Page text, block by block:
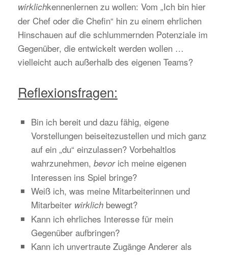
wirklichkennenlernen zu wollen: Vom „Ich bin hier
der Chef oder die Chefin“ hin zu einem ehrlichen
Hinschauen auf die schlummernden Potenziale im
Gegenüber, die entwickelt werden wollen …
vielleicht auch außerhalb des eigenen Teams?
Reflexionsfragen:
Bin ich bereit und dazu fähig, eigene
Vorstellungen beiseitezustellen und mich ganz
auf ein „du“ einzulassen? Vorbehaltlos
wahrzunehmen, bevorich meine eigenen
Interessen ins Spiel bringe?
Weiß ich, was meine Mitarbeiterinnen und
Mitarbeiter wirklich bewegt?
Kann ich ehrliches Interesse für mein
Gegenüber aufbringen?
Kann ich unvertraute Zugänge Anderer als